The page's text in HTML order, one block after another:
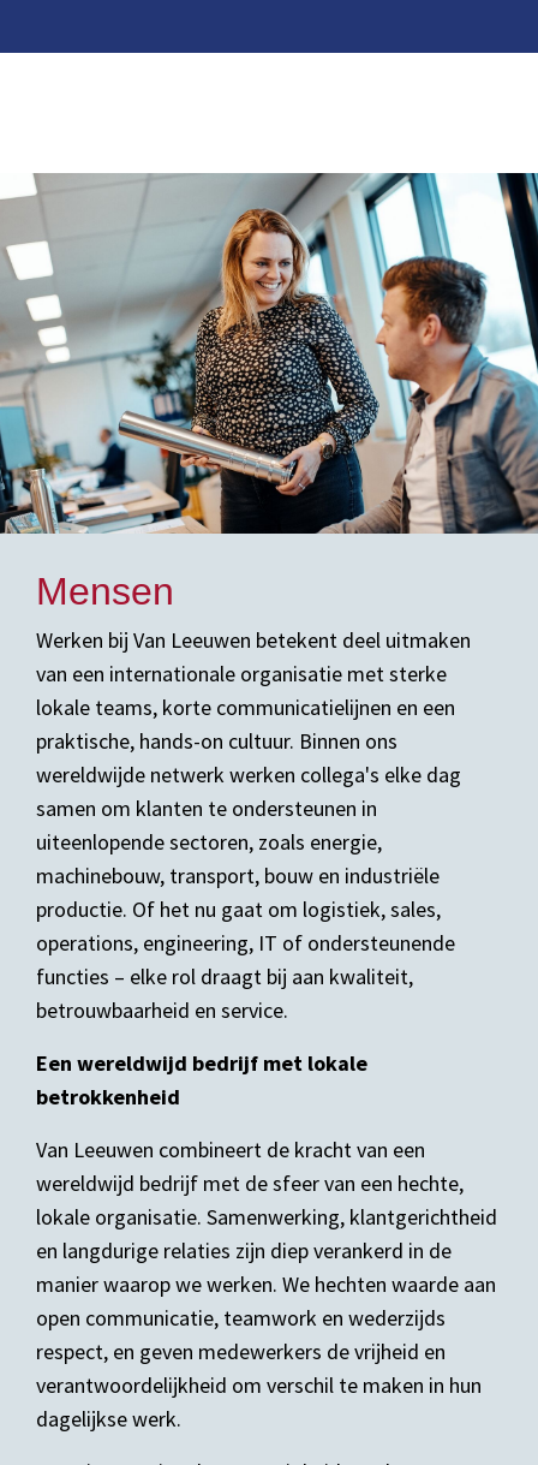
Mensen
Werken bij Van Leeuwen betekent deel uitmaken
van een internationale organisatie met sterke
lokale teams, korte communicatielijnen en een
praktische, hands-on cultuur. Binnen ons
wereldwijde netwerk werken collega's elke dag
samen om klanten te ondersteunen in
uiteenlopende sectoren, zoals energie,
machinebouw, transport, bouw en industriële
productie. Of het nu gaat om logistiek, sales,
operations, engineering, IT of ondersteunende
functies – elke rol draagt bij aan kwaliteit,
betrouwbaarheid en service.
Een wereldwijd bedrijf met lokale
betrokkenheid
Van Leeuwen combineert de kracht van een
wereldwijd bedrijf met de sfeer van een hechte,
lokale organisatie. Samenwerking, klantgerichtheid
en langdurige relaties zijn diep verankerd in de
manier waarop we werken. We hechten waarde aan
open communicatie, teamwork en wederzijds
respect, en geven medewerkers de vrijheid en
verantwoordelijkheid om verschil te maken in hun
dagelijkse werk.